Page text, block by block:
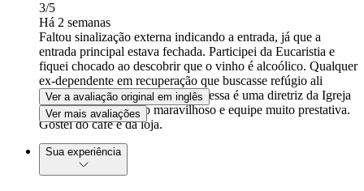
3/5
Há 2 semanas
Faltou sinalização externa indicando a entrada, já que a
entrada principal estava fechada. Participei da Eucaristia e
fiquei chocado ao descobrir que o vinho é alcoólico. Qualquer
ex-dependente em recuperação que buscasse refúgio ali
sofreria muito. Disseram-me que essa é uma diretriz da Igreja
da Inglaterra. Edifício maravilhoso e equipe muito prestativa.
Gostei do café e da loja.
Ver a avaliação original em inglês
Ver mais avaliações
Sua experiência